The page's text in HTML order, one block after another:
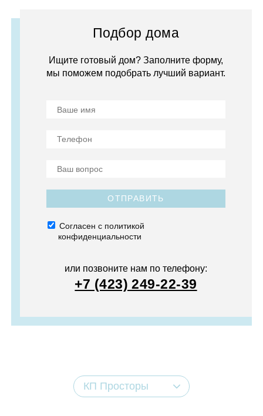
Подбор дома
Ищите готовый дом? Заполните форму,
мы поможем подобрать лучший вариант.
ОТПРАВИТЬ
Согласен с политикой
конфиденциальности
или позвоните нам по телефону:
+7 (423) 249-22-39
КП Просторы